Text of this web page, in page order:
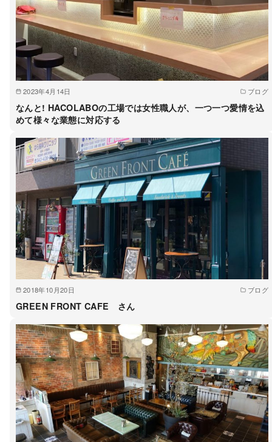
2023年4月14日 ブログ
なんと! HACOLABOの工場では女性職人が、一つ一つ愛情を込
めて様々な業態に対応する
2018年10月20日 ブログ
GREEN FRONT CAFE さん